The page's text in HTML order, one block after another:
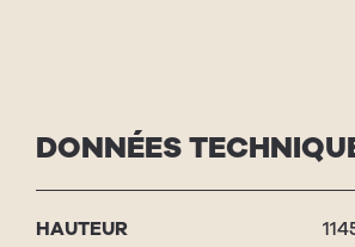
DONNÉES
HAU­TEUR